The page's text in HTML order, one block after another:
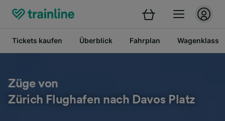
Tickets kaufen Überblick Fahrplan
Züge von
Zürich Flughafen nach Davos Platz